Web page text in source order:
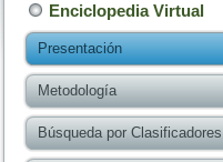
Enciclopedia Virtual
Presentación
Metodología
Búsqueda por Clasificadores